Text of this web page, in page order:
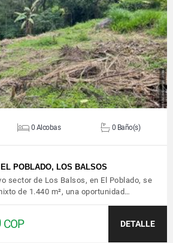
VER DETALLES
0 Alcobas 0 Baño(s)
POBLADO, LOS BALSOS
sector de Los Balsos, en El Poblado, se
de 1.440 m², una oportunidad…
COP DETALLE